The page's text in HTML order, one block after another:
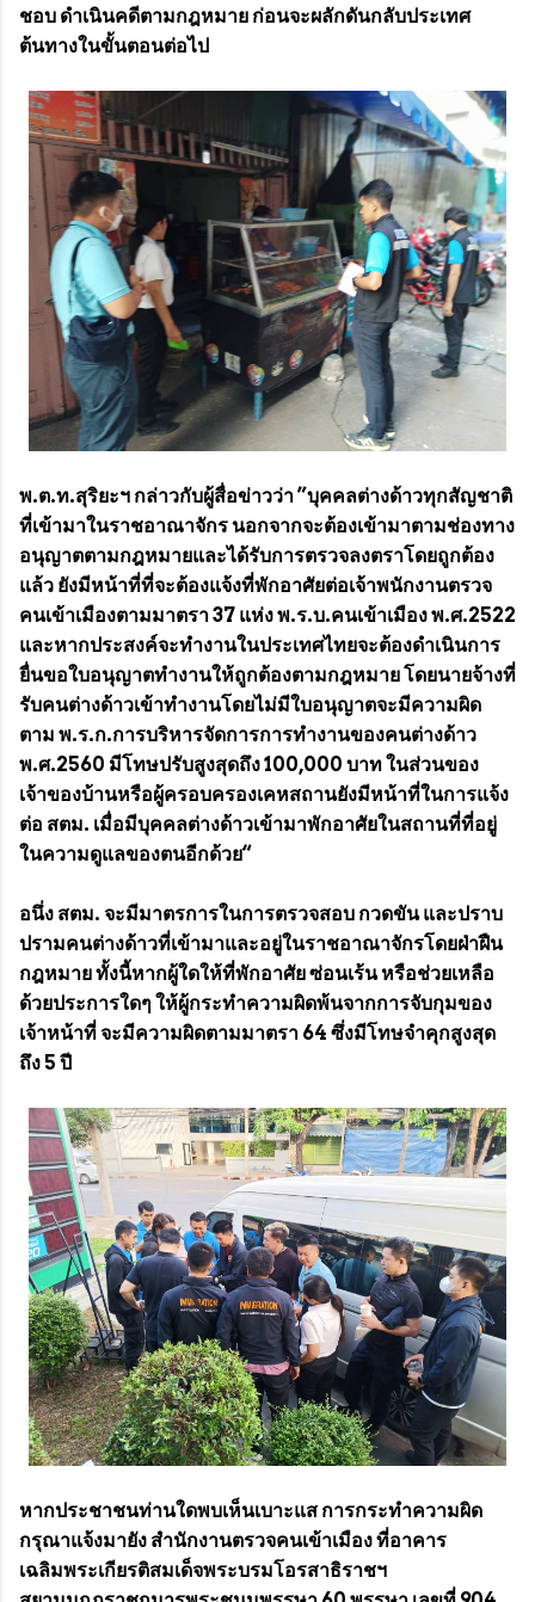
ชอบ ดำเนินคดีตามกฎหมาย ก่อนจะผลักดันกลับประเทศ
ต้นทางในขั้นตอนต่อไป
พ.ต.ท.สุริยะฯ กล่าวกับผู้สื่อข่าวว่า ”บุคคลต่างด้าวทุกสัญชาติ
ที่เข้ามาในราชอาณาจักร นอกจากจะต้องเข้ามาตามช่องทาง
อนุญาตตามกฎหมายและได้รับการตรวจลงตราโดยถูกต้อง
แล้ว ยังมีหน้าที่ที่จะต้องแจ้งที่พักอาศัยต่อเจ้าพนักงานตรวจ
คนเข้าเมืองตามมาตรา 37 แห่ง พ.ร.บ.คนเข้าเมือง พ.ศ.2522
และหากประสงค์จะทำงานในประเทศไทยจะต้องดำเนินการ
ยื่นขอใบอนุญาตทำงานให้ถูกต้องตามกฎหมาย โดยนายจ้างที่
รับคนต่างด้าวเข้าทำงานโดยไม่มีใบอนุญาตจะมีความผิด
ตาม พ.ร.ก.การบริหารจัดการการทำงานของคนต่างด้าว
พ.ศ.2560 มีโทษปรับสูงสุดถึง 100,000 บาท ในส่วนของ
เจ้าของบ้านหรือผู้ครอบครองเคหสถานยังมีหน้าที่ในการแจ้ง
ต่อ สตม. เมื่อมีบุคคลต่างด้าวเข้ามาพักอาศัยในสถานที่ที่อยู่
ในความดูแลของตนอีกด้วย“
อนึ่ง สตม. จะมีมาตรการในการตรวจสอบ กวดขัน และปราบ
ปรามคนต่างด้าวที่เข้ามาและอยู่ในราชอาณาจักรโดยฝ่าฝืน
กฎหมาย ทั้งนี้หากผู้ใดให้ที่พักอาศัย ซ่อนเร้น หรือช่วยเหลือ
ด้วยประการใดๆ ให้ผู้กระทำความผิดพ้นจากการจับกุมของ
เจ้าหน้าที่ จะมีความผิดตามมาตรา 64 ซึ่งมีโทษจำคุกสูงสุด
ถึง 5 ปี
หากประชาชนท่านใดพบเห็นเบาะแส การกระทำความผิด
กรุณาแจ้งมายัง สำนักงานตรวจคนเข้าเมือง ที่อาคาร
เฉลิมพระเกียรติสมเด็จพระบรมโอรสาธิราชฯ